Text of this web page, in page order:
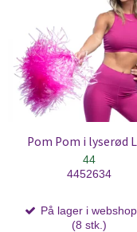
Pom Pom i lyserød
44
4452634
På lager i
(8 stk.)